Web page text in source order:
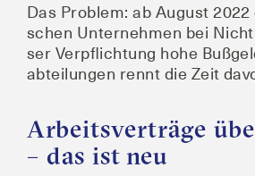
Das Pro­blem: ab August
schen Unter­neh­men bei
ser Ver­pflich­tung hohe
ab­tei­lun­gen rennt die Zeit
Arbeitsverträge
– das ist neu